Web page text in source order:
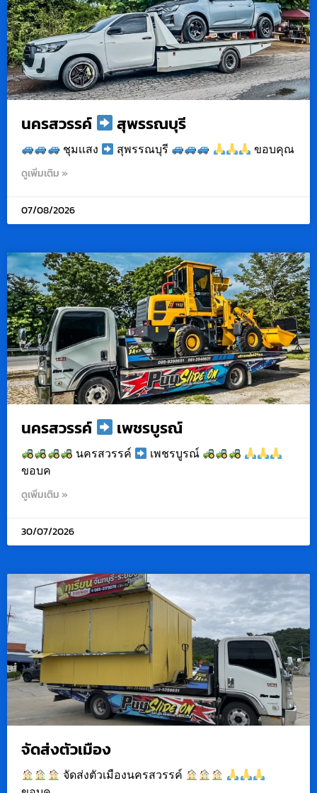
นครสวรรค์ สุพรรณบุรี
ชุมเเสง สุพรรณบุรี ขอบคุณ
ดูเพิ่มเติม »
07/08/2026
นครสวรรค์ เพชรบูรณ์
นครสวรรค์
เพชรบูรณ์
ขอบค
ดูเพิ่มเติม »
30/07/2026
จัดส่งตัวเมือง
จัดส่งตัวเมืองนครสวรรค์